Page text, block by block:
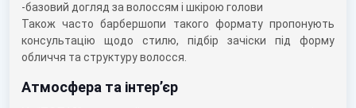
-базовий догляд за волоссям і шкірою голови
Також часто барбершопи такого формату пропонують
консультацію щодо стилю, підбір зачіски під форму
обличчя та структуру волосся.
Атмосфера та інтер’єр